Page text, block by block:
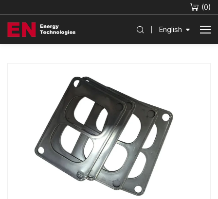
(0)
English